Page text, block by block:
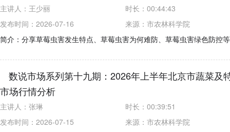
主讲人： 王少丽 时长： 00:44:43
发布时间：2026-07-16
来源： 市农林科学院
简介：分享草莓虫害发生特点、草莓虫害为何难防、草莓虫害绿色防控
数说市场系列第十九期：2026年上半年北京市蔬菜及
市场行情分析
主讲人： 张琳 时长： 00:39:51
发布时间：2026-07-15
来源： 市农林科学院